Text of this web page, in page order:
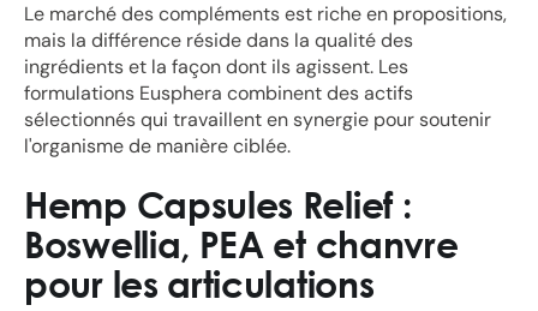
Le marché des compléments est riche en propositions,
mais la différence réside dans la qualité des
ingrédients et la façon dont ils agissent. Les
formulations Eusphera combinent des actifs
sélectionnés qui travaillent en synergie pour soutenir
l'organisme de manière ciblée.
Hemp Capsules Relief :
Boswellia, PEA et chanvre
pour les articulations